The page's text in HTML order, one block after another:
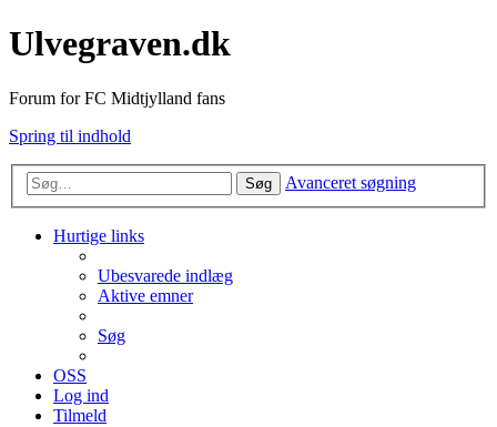
Ulvegraven.dk
Forum for FC Midtjylland fans
Spring til indhold
Søg Avanceret søgning
Hurtige links
Ubesvarede indlæg
Aktive emner
Søg
OSS
Log ind
Tilmeld